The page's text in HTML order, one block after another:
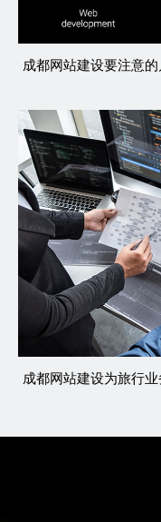
成都网站建设要注意
成都网站建设为旅行